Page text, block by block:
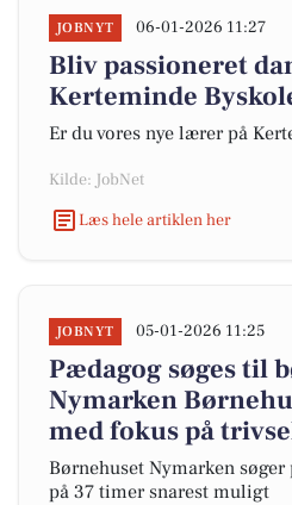
JOBNYT 06-01-2026 11:27
Bliv passioneret
Kerteminde
Er du vores nye lærer på
Kilde: JobNet
Læs hele artiklen her
JOBNYT 05-01-2026 11:25
Pædagog søges til
Nymarken
med fokus på
Børnehuset Nymarken
på 37 timer snarest muligt